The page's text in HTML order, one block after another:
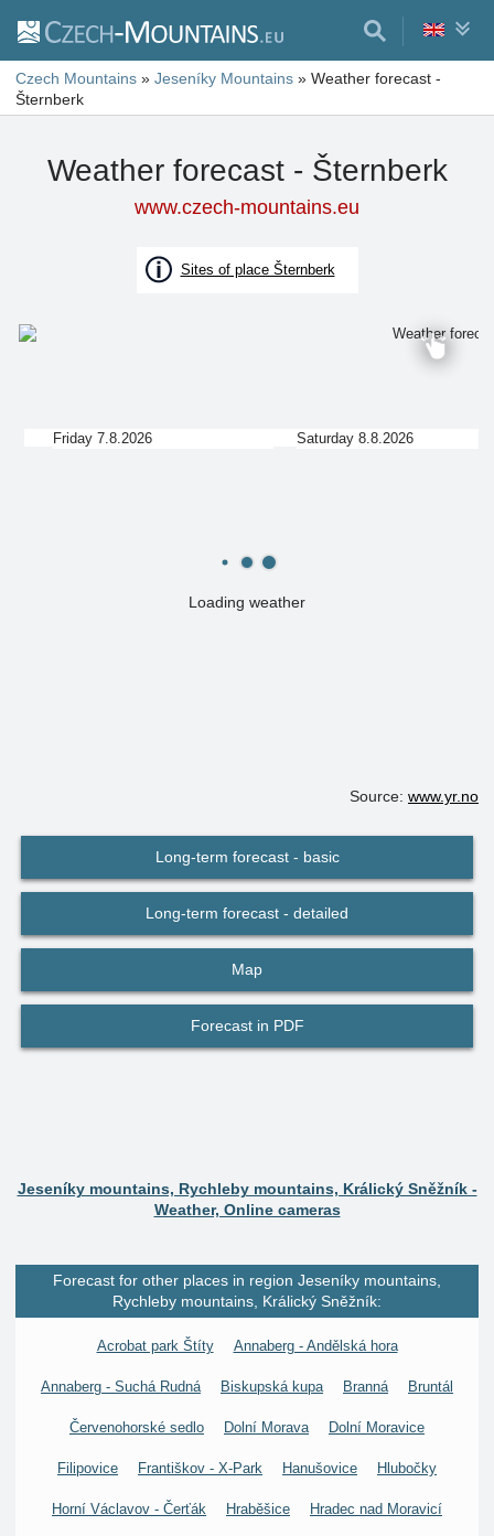
Czech Mountains » Jeseníky Mountains » Weather forecast -
Šternberk
Weather forecast - Šternberk
www.czech-mountains.eu
Sites of place Šternberk
Loading weather
Friday 7.8.2026 Saturday 8.8.2026
Source: www.yr.no
Long-term forecast - basic
Long-term forecast - detailed
Map
Forecast in PDF
Jeseníky mountains, Rychleby mountains, Králický Sněžník -
Weather, Online cameras
Forecast for other places in region Jeseníky mountains,
Rychleby mountains, Králický Sněžník:
Acrobat park Štíty Annaberg - Andělská hora
Annaberg - Suchá Rudná Biskupská kupa Branná Bruntál
Červenohorské sedlo Dolní Morava Dolní Moravice
Filipovice Františkov - X-Park Hanušovice Hlubočky
Horní Václavov - Čerťák Hraběšice Hradec nad Moravicí